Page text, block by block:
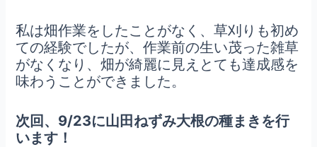
私は畑作業をしたことがなく、草刈りも初め
ての経験でしたが、作業前の生い茂った雑草
がなくなり、畑が綺麗に見えとても達成感を
味わうことができました。
次回、9/23に山田ねずみ大根の種まきを行
います！